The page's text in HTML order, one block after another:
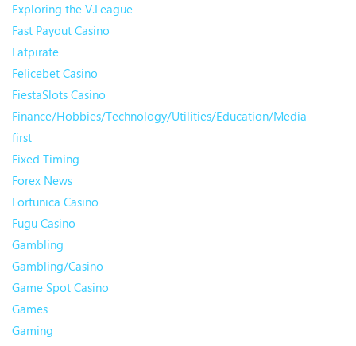
Exploring the V.League
Fast Payout Casino
Fatpirate
Felicebet Casino
FiestaSlots Casino
Finance/Hobbies/Technology/Utilities/Education/Media
first
Fixed Timing
Forex News
Fortunica Casino
Fugu Casino
Gambling
Gambling/Casino
Game Spot Casino
Games
Gaming